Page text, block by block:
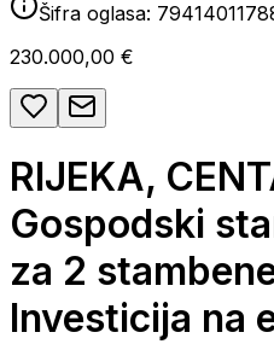
Šifra oglasa:
230.000,00 €
RIJEKA,
Gospodski
za 2
Investicija na